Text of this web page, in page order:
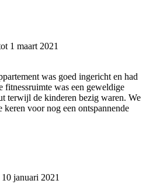
1 maart 2021
was goed ingericht en had
fitnessruimte was een geweldige
terwijl de kinderen bezig waren. We
voor nog een ontspannende
januari 2021